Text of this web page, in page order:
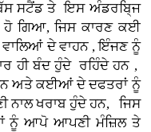
ਸਟੈਂਡ ਤੇ ਇਸ ਅੰਡਰਬਿ੍ਜ
ਹੋ ਗਿਆ, ਜਿਸ ਕਾਰਣ ਕਈ
ਦੇ ਵਾਹਨ , ਇੰਜਣ ਨੂੰ
ਹੀ ਬੰਦ ਹੁੰਦੇ ਰਹਿੰਦੇ ਹਨ ,
ਅਤੇ ਕਈਆਂ ਦੇ ਦਫਤਰਾਂ ਨੂੰ
ਨਾਲ ਖਰਾਬ ਹੁੰਦੇ ਹਨ, ਜਿਸ
ਨੂੰ ਆਪੋ ਆਪਣੀ ਮੰਜ਼ਿਲ ਤੇ